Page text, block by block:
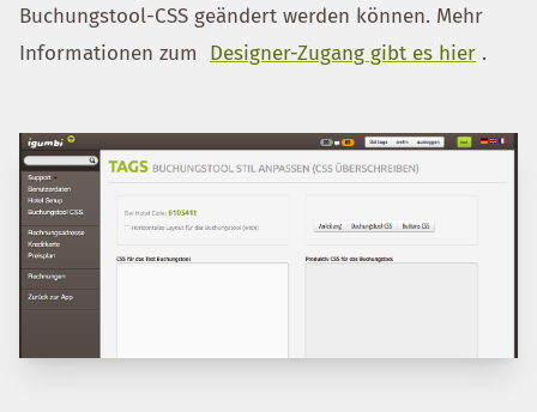
Buchungstool-CSS geändert werden können. Mehr
Informationen zum
Designer-Zugang gibt es hier .